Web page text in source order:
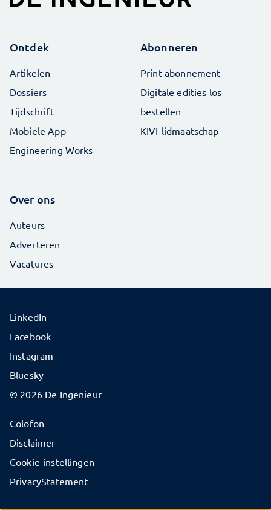
Ontdek
Artikelen
Dossiers
Tijdschrift
Mobiele App
Engineering Works
Abonneren
Print abonnement
Digitale edities los
bestellen
KIVI-lidmaatschap
Over ons
Auteurs
Adverteren
Vacatures
© 2026 De Ingenieur
Colofon
Disclaimer
Cookie-instellingen
PrivacyStatement
LinkedIn
Facebook
Instagram
Bluesky